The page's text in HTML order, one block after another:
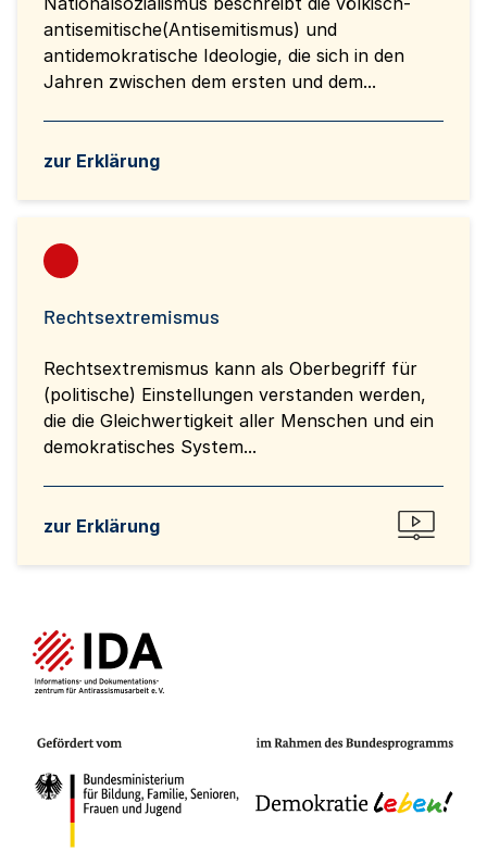
antisemitische(Antisemitismus) und
antidemokratische Ideologie, die sich in den
Jahren zwischen dem ersten und dem...
zur Erklärung
Rechtsextremismus
Rechtsextremismus kann als Oberbegriff für
(politische) Einstellungen verstanden werden,
die die Gleichwertigkeit aller Menschen und ein
demokratisches System...
zur Erklärung